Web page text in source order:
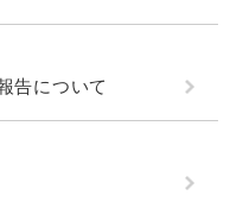
告について